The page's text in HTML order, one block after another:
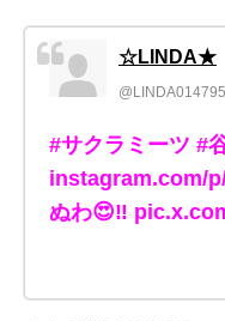
☆LINDA★
#サクラミーツ #
instagram.com/
ぬわ😍‼️